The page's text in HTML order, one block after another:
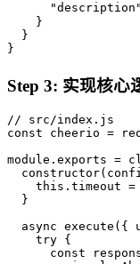
    }
  }
}
Step 3: 实现核心
// src/index.js
const cheerio =
module.exports =
this.timeout =
  }
async execute({
    try {
const